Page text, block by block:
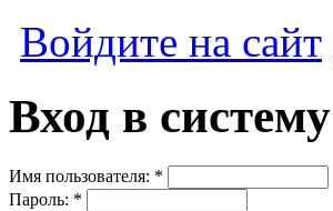
Войдите на сайт
Вход в систему
Имя пользователя: *
Пароль: *